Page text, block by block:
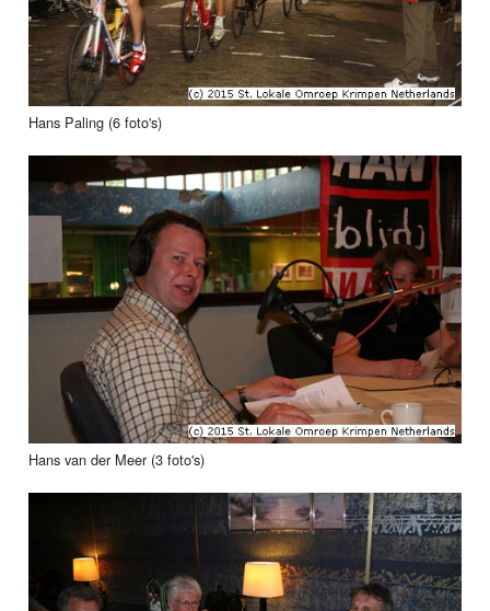
Hans Paling (6 foto's)
Hans van der Meer (3 foto's)